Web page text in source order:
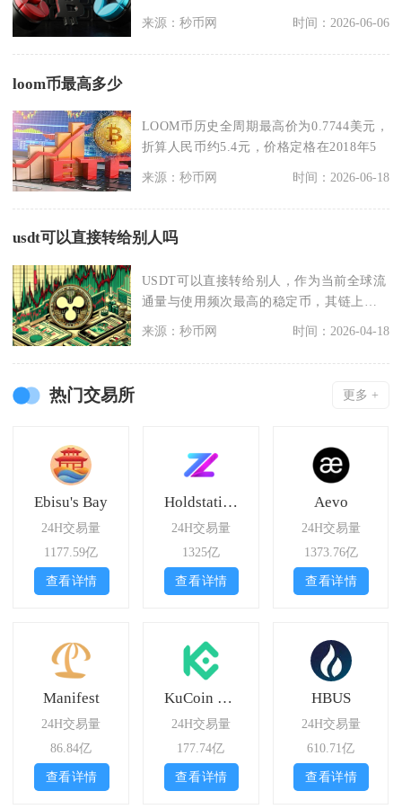
来源：秒币网 时间：2026-06-06
loom币最高多少
LOOM币历史全周期最高价为0.7744美元，
折算人民币约5.4元，价格定格在2018年5
来源：秒币网 时间：2026-06-18
usdt可以直接转给别人吗
USDT可以直接转给别人，作为当前全球流
通量与使用频次最高的稳定币，其链上转
账与平台内划转
来源：秒币网 时间：2026-04-18
热门交易所 更多 +
Ebisu's Bay
24H交易量
1177.59亿
查看详情
Holdstation DeFutures
24H交易量
1325亿
查看详情
Aevo
24H交易量
1373.76亿
查看详情
Manifest
24H交易量
86.84亿
查看详情
KuCoin Futures
24H交易量
177.74亿
查看详情
HBUS
24H交易量
610.71亿
查看详情